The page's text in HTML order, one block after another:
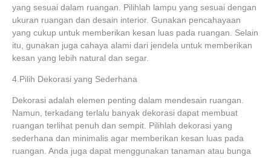
yang sesuai dalam ruangan. Pilihlah lampu yang sesuai dengan
ukuran ruangan dan desain interior. Gunakan pencahayaan
yang cukup untuk memberikan kesan luas pada ruangan. Selain
itu, gunakan juga cahaya alami dari jendela untuk memberikan
kesan yang lebih natural dan segar.
4.Pilih Dekorasi yang Sederhana
Dekorasi adalah elemen penting dalam mendesain ruangan.
Namun, terkadang terlalu banyak dekorasi dapat membuat
ruangan terlihat penuh dan sempit. Pilihlah dekorasi yang
sederhana dan minimalis agar memberikan kesan luas pada
ruangan. Anda juga dapat menggunakan tanaman atau bunga